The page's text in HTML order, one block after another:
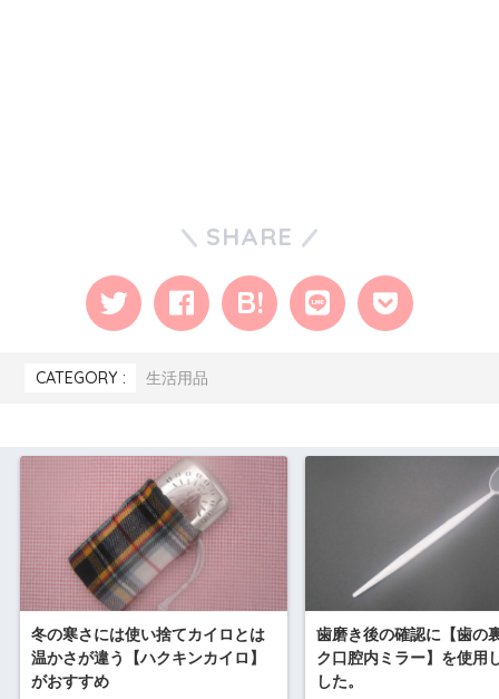
SHARE
CATEGORY : 生活用品
冬の寒さには使い捨てカイロとは
温かさが違う【ハクキンカイロ】
がおすすめ
歯磨き後の確認に【歯の
ク口腔内ミラー】を使用
した。